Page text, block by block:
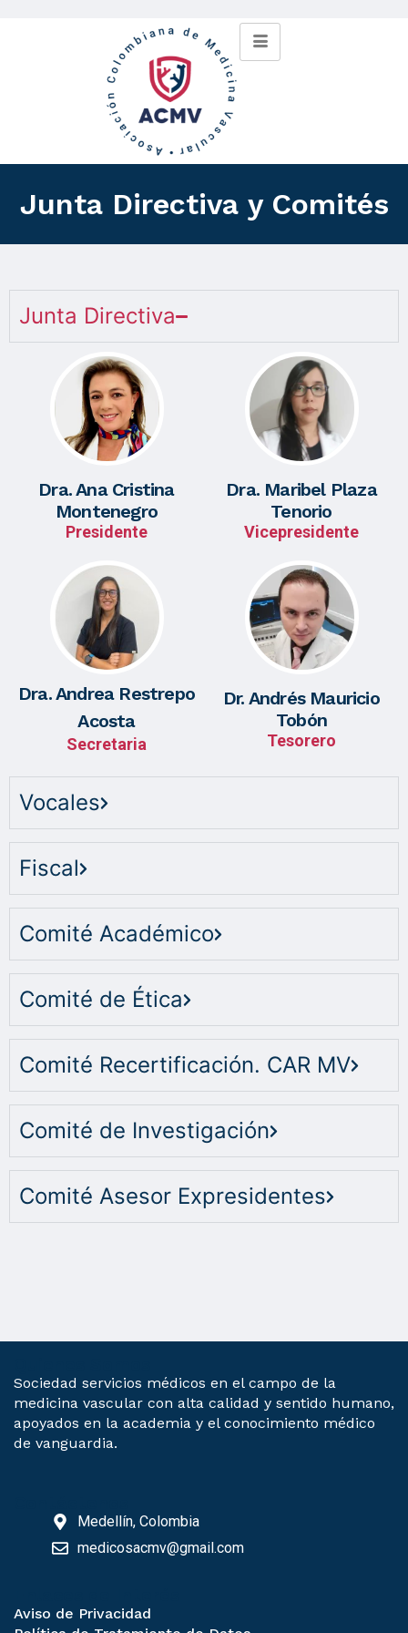
Junta Directiva y Comités
Junta Directiva
Dra. Ana Cristina
Montenegro
Presidente
Dra. Maribel Plaza
Tenorio
Vicepresidente
Dra. Andrea Restrepo
Acosta
Secretaria
Dr. Andrés Mauricio
Tobón
Tesorero
Vocales
Fiscal
Comité Académico
Comité de Ética
Comité Recertificación. CAR MV
Comité de Investigación
Comité Asesor Expresidentes
Sociedad servicios médicos en el campo de la
medicina vascular con alta calidad y sentido humano,
apoyados en la academia y el conocimiento médico
de vanguardia.
Medellín, Colombia
medicosacmv@gmail.com
Aviso de Privacidad